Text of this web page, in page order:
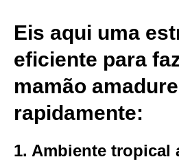
Eis aqui uma
eficiente para
mamão
rapidamente:
1. Ambiente tropical